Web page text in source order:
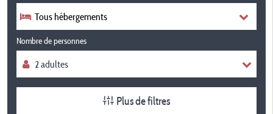
Tous hébergements
Nombre de personnes
Plus de filtres